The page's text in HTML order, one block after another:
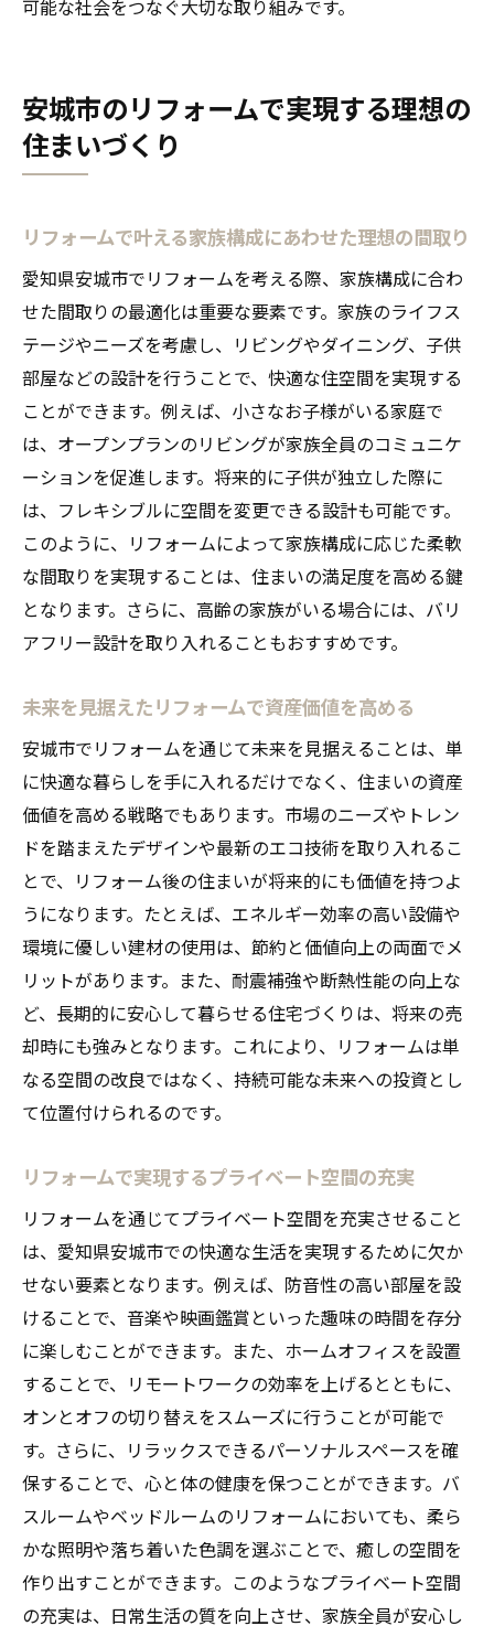
可能な社会をつなぐ大切な取り組みです。
安城市のリフォームで実現する理想の
住まいづくり
リフォームで叶える家族構成にあわせた理想の間取り
愛知県安城市でリフォームを考える際、家族構成に合わ
せた間取りの最適化は重要な要素です。家族のライフス
テージやニーズを考慮し、リビングやダイニング、子供
部屋などの設計を行うことで、快適な住空間を実現する
ことができます。例えば、小さなお子様がいる家庭で
は、オープンプランのリビングが家族全員のコミュニケ
ーションを促進します。将来的に子供が独立した際に
は、フレキシブルに空間を変更できる設計も可能です。
このように、リフォームによって家族構成に応じた柔軟
な間取りを実現することは、住まいの満足度を高める鍵
となります。さらに、高齢の家族がいる場合には、バリ
アフリー設計を取り入れることもおすすめです。
未来を見据えたリフォームで資産価値を高める
安城市でリフォームを通じて未来を見据えることは、単
に快適な暮らしを手に入れるだけでなく、住まいの資産
価値を高める戦略でもあります。市場のニーズやトレン
ドを踏まえたデザインや最新のエコ技術を取り入れるこ
とで、リフォーム後の住まいが将来的にも価値を持つよ
うになります。たとえば、エネルギー効率の高い設備や
環境に優しい建材の使用は、節約と価値向上の両面でメ
リットがあります。また、耐震補強や断熱性能の向上な
ど、長期的に安心して暮らせる住宅づくりは、将来の売
却時にも強みとなります。これにより、リフォームは単
なる空間の改良ではなく、持続可能な未来への投資とし
て位置付けられるのです。
リフォームで実現するプライベート空間の充実
リフォームを通じてプライベート空間を充実させること
は、愛知県安城市での快適な生活を実現するために欠か
せない要素となります。例えば、防音性の高い部屋を設
けることで、音楽や映画鑑賞といった趣味の時間を存分
に楽しむことができます。また、ホームオフィスを設置
することで、リモートワークの効率を上げるとともに、
オンとオフの切り替えをスムーズに行うことが可能で
す。さらに、リラックスできるパーソナルスペースを確
保することで、心と体の健康を保つことができます。バ
スルームやベッドルームのリフォームにおいても、柔ら
かな照明や落ち着いた色調を選ぶことで、癒しの空間を
作り出すことができます。このようなプライベート空間
の充実は、日常生活の質を向上させ、家族全員が安心し